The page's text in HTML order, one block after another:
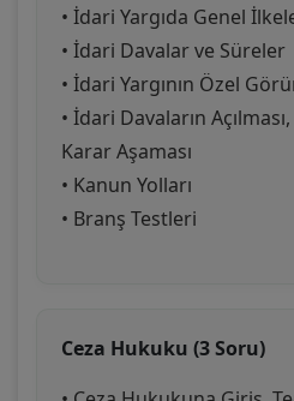
• İdari Yargıda Genel
• İdari Davalar ve Süreler
• İdari Yargının Özel
• İdari Davaların
Karar Aşaması
• Kanun Yolları
• Branş Testleri
Ceza Hukuku (3 Soru)